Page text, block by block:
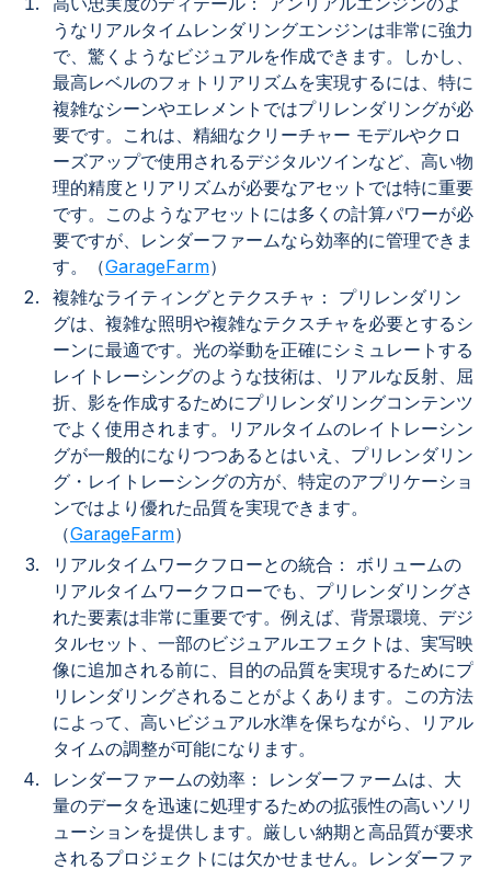
うなリアルタイムレンダリングエンジンは非常に強力
で、驚くようなビジュアルを作成できます。しかし、
最高レベルのフォトリアリズムを実現するには、特に
複雑なシーンやエレメントではプリレンダリングが必
要です。これは、精細なクリーチャー モデルやクロ
ーズアップで使用されるデジタルツインなど、高い物
理的精度とリアリズムが必要なアセットでは特に重要
です。このようなアセットには多くの計算パワーが必
要ですが、レンダーファームなら効率的に管理できま
す。（GarageFarm）
複雑なライティングとテクスチャ： プリレンダリン
グは、複雑な照明や複雑なテクスチャを必要とするシ
ーンに最適です。光の挙動を正確にシミュレートする
レイトレーシングのような技術は、リアルな反射、屈
折、影を作成するためにプリレンダリングコンテンツ
でよく使用されます。リアルタイムのレイトレーシン
グが一般的になりつつあるとはいえ、プリレンダリン
グ・レイトレーシングの方が、特定のアプリケーショ
ンではより優れた品質を実現できます。
（GarageFarm）
リアルタイムワークフローとの統合： ボリュームの
リアルタイムワークフローでも、プリレンダリングさ
れた要素は非常に重要です。例えば、背景環境、デジ
タルセット、一部のビジュアルエフェクトは、実写映
像に追加される前に、目的の品質を実現するためにプ
リレンダリングされることがよくあります。この方法
によって、高いビジュアル水準を保ちながら、リアル
タイムの調整が可能になります。
レンダーファームの効率： レンダーファームは、大
量のデータを迅速に処理するための拡張性の高いソリ
ューションを提供します。厳しい納期と高品質が要求
されるプロジェクトには欠かせません。レンダーファ